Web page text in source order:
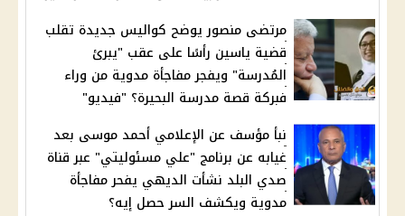
مرتضى منصور يوضح كواليس جديدة تقلب
قضية ياسين رأسًا على عقب "يبرئ
المُدرسة" ويفجر مفاجأة مدوية من وراء
فبركة قصة مدرسة البحيرة؟ "فيديو"
نبأ مؤسف عن الإعلامي أحمد موسى بعد
غيابه عن برنامج "علي مسئوليتي" عبر قناة
صدي البلد نشأت الديهي يفحر مفاجأة
مدوية ويكشف السر حصل إيه؟